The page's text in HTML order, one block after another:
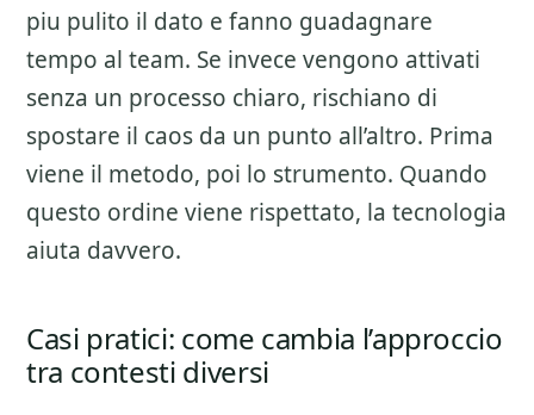
piu pulito il dato e fanno guadagnare
tempo al team. Se invece vengono attivati
senza un processo chiaro, rischiano di
spostare il caos da un punto all’altro. Prima
viene il metodo, poi lo strumento. Quando
questo ordine viene rispettato, la tecnologia
aiuta davvero.
Casi pratici: come cambia l’approccio
tra contesti diversi